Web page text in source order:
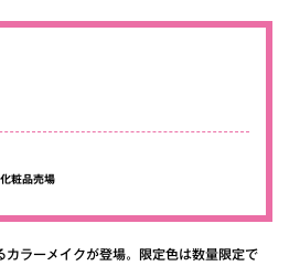
粧品売場
ラーメイクが登場。限定色は数量限定で